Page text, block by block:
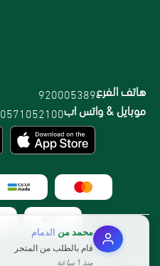
هاتف الفرع920005389
موبايل & واتس اب0571052100
محمدمن الدمام
قام بالطلب من المتجر
منذ 1 ساعة